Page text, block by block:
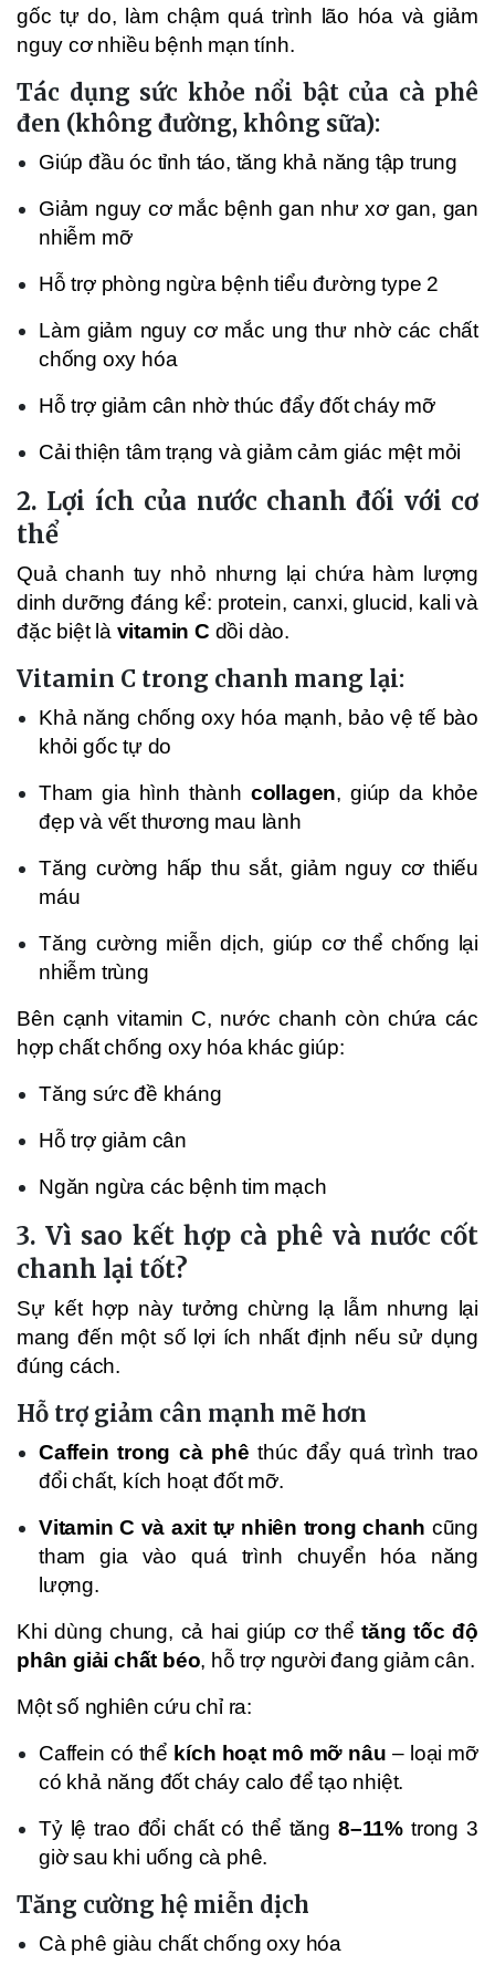
gốc tự do, làm chậm quá trình lão hóa và giảm
nguy cơ nhiều bệnh mạn tính.
Tác dụng sức khỏe nổi bật của cà phê
đen (không đường, không sữa):
Giúp đầu óc tỉnh táo, tăng khả năng tập trung
Giảm nguy cơ mắc bệnh gan như xơ gan, gan
nhiễm mỡ
Hỗ trợ phòng ngừa bệnh tiểu đường type 2
Làm giảm nguy cơ mắc ung thư nhờ các chất
chống oxy hóa
Hỗ trợ giảm cân nhờ thúc đẩy đốt cháy mỡ
Cải thiện tâm trạng và giảm cảm giác mệt mỏi
2. Lợi ích của nước chanh đối với cơ
thể
Quả chanh tuy nhỏ nhưng lại chứa hàm lượng
dinh dưỡng đáng kể: protein, canxi, glucid, kali và
đặc biệt là vitamin C dồi dào.
Vitamin C trong chanh mang lại:
Khả năng chống oxy hóa mạnh, bảo vệ tế bào
khỏi gốc tự do
Tham gia hình thành collagen, giúp da khỏe
đẹp và vết thương mau lành
Tăng cường hấp thu sắt, giảm nguy cơ thiếu
máu
Tăng cường miễn dịch, giúp cơ thể chống lại
nhiễm trùng
Bên cạnh vitamin C, nước chanh còn chứa các
hợp chất chống oxy hóa khác giúp:
Tăng sức đề kháng
Hỗ trợ giảm cân
Ngăn ngừa các bệnh tim mạch
3. Vì sao kết hợp cà phê và nước cốt
chanh lại tốt?
Sự kết hợp này tưởng chừng lạ lẫm nhưng lại
mang đến một số lợi ích nhất định nếu sử dụng
đúng cách.
Hỗ trợ giảm cân mạnh mẽ hơn
Caffein trong cà phê thúc đẩy quá trình trao
đổi chất, kích hoạt đốt mỡ.
Vitamin C và axit tự nhiên trong chanh cũng
tham gia vào quá trình chuyển hóa năng
lượng.
Khi dùng chung, cả hai giúp cơ thểtăng tốc độ
phân giải chất béo, hỗ trợ người đang giảm cân.
Một số nghiên cứu chỉ ra:
Caffein có thể kích hoạt mô mỡ nâu – loại mỡ
có khả năng đốt cháy calo để tạo nhiệt.
Tỷ lệ trao đổi chất có thể tăng 8–11% trong 3
giờ sau khi uống cà phê.
Tăng cường hệ miễn dịch
Cà phê giàu chất chống oxy hóa